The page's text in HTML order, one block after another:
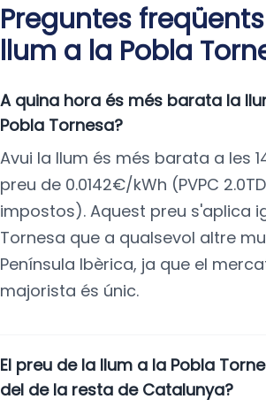
Preguntes
llum a la Pobla
A quina hora és més barata la
Pobla Tornesa?
Avui la llum és més barata a les
preu de 0.0142€/kWh (PVPC
impostos). Aquest preu s'aplica
Tornesa que a qualsevol altre
Península Ibèrica, ja que el
majorista és únic.
El preu de la llum a la Pobla
del de la resta de Catalunya?